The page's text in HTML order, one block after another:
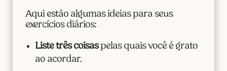
Aqui estão algumas ideias para seus
exercícios diários:
Liste três coisaspelas quais você é grato
ao acordar.